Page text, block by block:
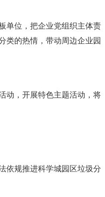
位，把企业党组织主体责
类的热情，带动周边企业园
，开展特色主题活动，将
规推进科学城园区垃圾分